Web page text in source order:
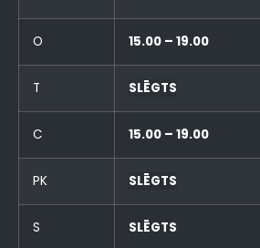
O 15.00 – 19.00
T SLĒGTS
C 15.00 – 19.00
PK SLĒGTS
S SLĒGTS